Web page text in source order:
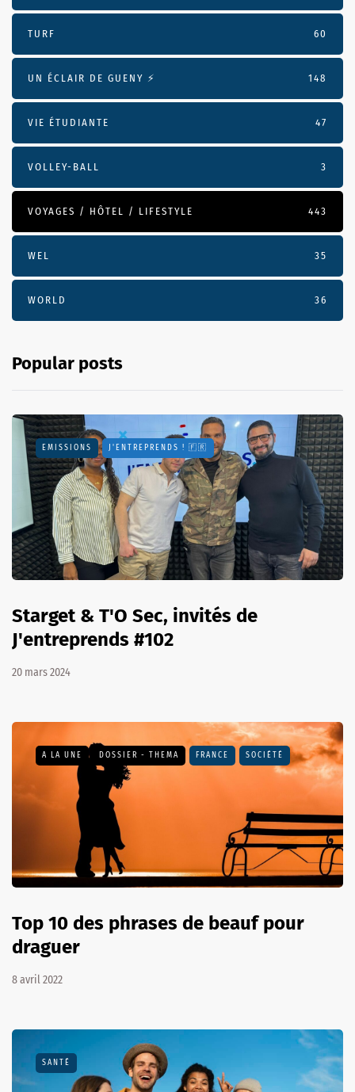
TURF 60
UN ÉCLAIR DE GUENY ⚡️ 148
VIE ÉTUDIANTE 47
VOLLEY-BALL 3
VOYAGES / HÔTEL / LIFESTYLE 443
WEL 35
WORLD 36
Popular posts
EMISSIONS J'ENTREPRENDS ! 🇫🇷
Starget & T'O Sec, invités de
J'entreprends #102
20 mars 2024
A LA UNE DOSSIER - THEMA FRANCE SOCIÉTÉ
Top 10 des phrases de beauf pour
draguer
8 avril 2022
SANTÉ